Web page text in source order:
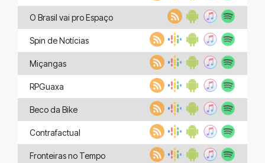
O Brasil vai pro Espaço
Spin de Notícias
Miçangas
RPGuaxa
Beco da Bike
Contrafactual
Fronteiras no Tempo